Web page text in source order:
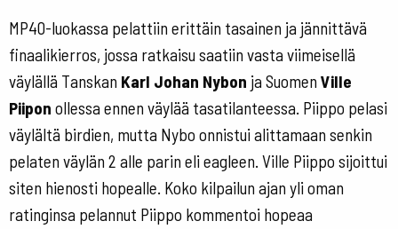
MP40-luokassa pelattiin erittäin tasainen ja jännittävä
finaalikierros, jossa ratkaisu saatiin vasta viimeisellä
väylällä Tanskan Karl Johan Nybon ja Suomen Ville
Piipon ollessa ennen väylää tasatilanteessa. Piippo pelasi
väylältä birdien, mutta Nybo onnistui alittamaan senkin
pelaten väylän 2 alle parin eli eagleen. Ville Piippo sijoittui
siten hienosti hopealle. Koko kilpailun ajan yli oman
ratinginsa pelannut Piippo kommentoi hopeaa